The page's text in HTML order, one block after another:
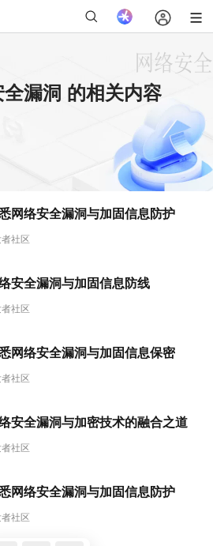
漏洞 的相关内容
社区
网络安全漏洞与加固信息防护
社区
安全漏洞与加固信息防线
社区
网络安全漏洞与加固信息保密
社区
安全漏洞与加密技术的融合之道
社区
网络安全漏洞与加固信息防护